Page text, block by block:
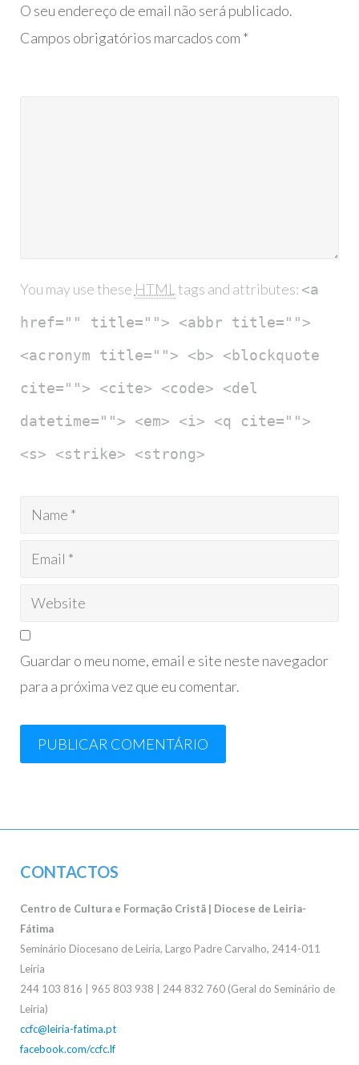
O seu endereço de email não será publicado.
Campos obrigatórios marcados com *
You may use these HTML tags and attributes: <a
href="" title=""> <abbr title="">
<acronym title=""> <b> <blockquote
cite=""> <cite> <code> <del
datetime=""> <em> <i> <q cite="">
<s> <strike> <strong>
Guardar o meu nome, email e site neste navegador
para a próxima vez que eu comentar.
CONTACTOS
Centro de Cultura e Formação Cristã | Diocese de Leiria-
Fátima
Seminário Diocesano de Leiria, Largo Padre Carvalho, 2414-011
Leiria
244 103 816 | 965 803 938 | 244 832 760 (Geral do Seminário de
Leiria)
ccfc@leiria-fatima.pt
facebook.com/ccfc.lf